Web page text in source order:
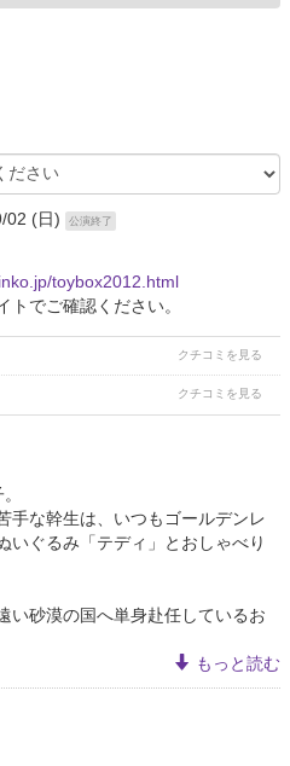
02 (日) 公演終了
toybox2012.html
でご確認ください。
手な幹生は、いつもゴールデンレ
いぐるみ「テディ」とおしゃべり
い砂漠の国へ単身赴任しているお
もっと読む